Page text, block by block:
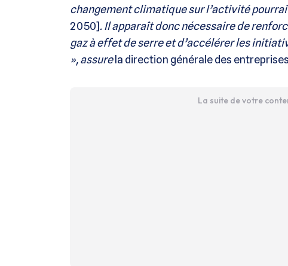
changement climatique sur l’activité
2050]. Il apparaît donc nécessaire de
gaz à effet de serre et d’accélérer les
», assurela direction générale des
La suite de votre